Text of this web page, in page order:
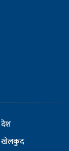
देश
खेलकुद